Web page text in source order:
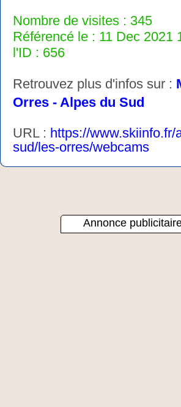
Nombre de visites : 345
Référencé le : 11 Dec 2021
l'ID : 656
Retrouvez plus d'infos sur :
Orres - Alpes du Sud
URL : https://www.skiinfo.fr/
sud/les-orres/webcams
Annonce